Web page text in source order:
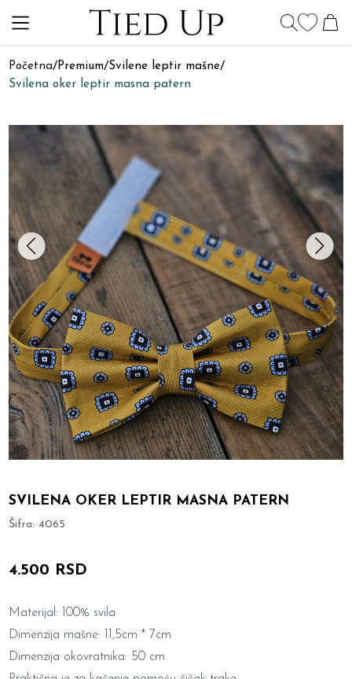
Početna/Premium/Svilene leptir mašne/
Svilena oker leptir masna patern
SVILENA OKER LEPTIR MASNA PATERN
Šifra:4065
4.500 RSD
Materijal: 100% svila
Dimenzija mašne: 11,5cm * 7cm
Dimenzija okovratnika: 50 cm